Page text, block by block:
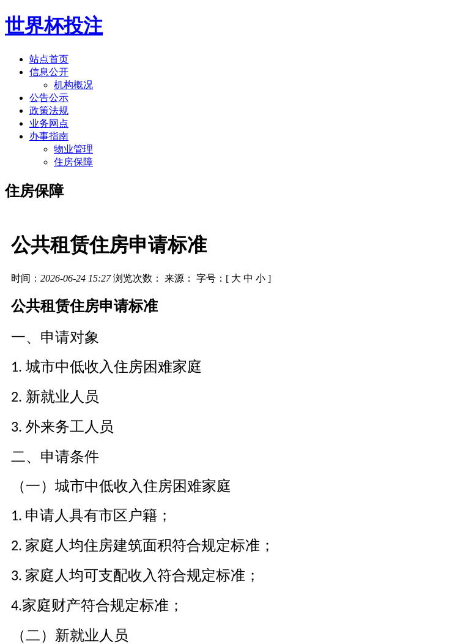
世界杯投注
站点首页
信息公开
机构概况
公告公示
政策法规
业务网点
办事指南
物业管理
住房保障
住房保障
公共租赁住房申请标准
时间： 2026-06-24 15:27浏览次数： 来源： 字号：[ 大 中 小 ]
公共租赁住房申请标准
一、申请对象
1. 城市中低收入住房困难家庭
2. 新就业人员
3. 外来务工人员
二、申请条件
（一）城市中低收入住房困难家庭
1. 申请人具有市区户籍；
2. 家庭人均住房建筑面积符合规定标准；
3. 家庭人均可支配收入符合规定标准；
4.家庭财产符合规定标准；
（二）新就业人员